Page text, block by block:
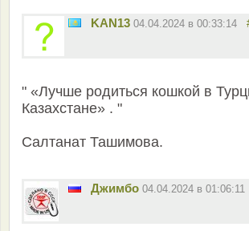
KAN13 04.04.2024 в 00:33:14
" «Лучше родиться кошкой в
Казахстане» . "
Салтанат Ташимова.
Джимбо 04.04.2024 в 01:06:11